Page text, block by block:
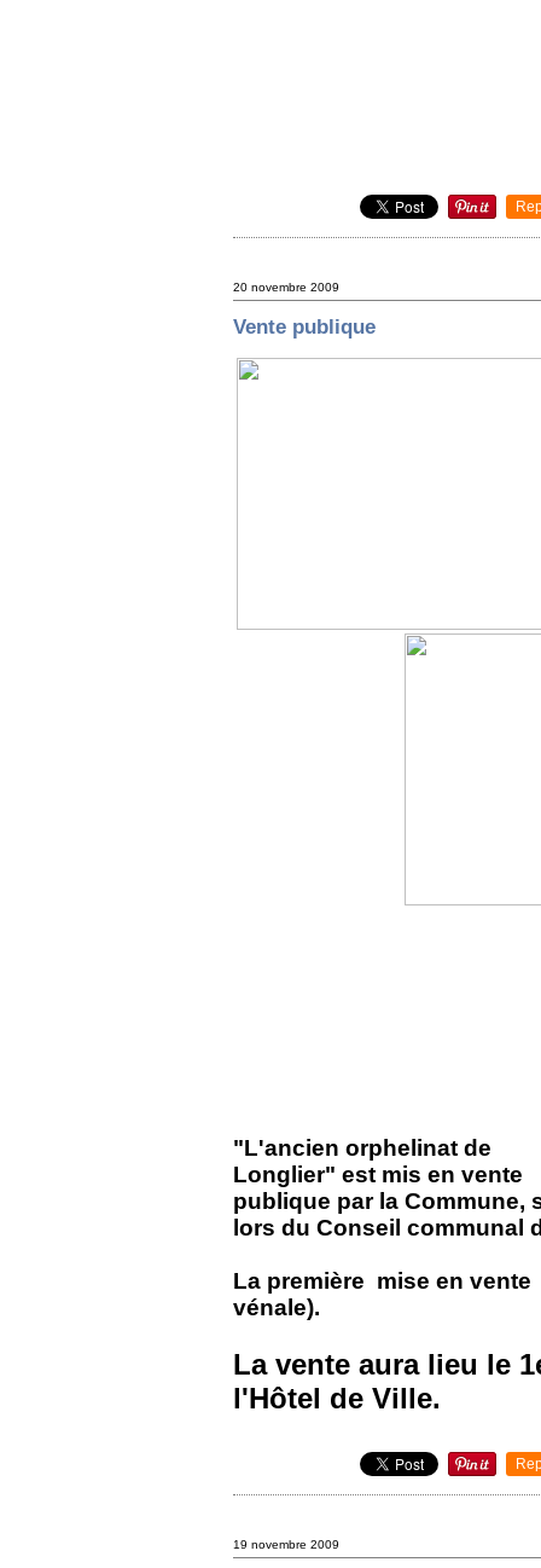
20 novembre 2009
Vente publique
"L'ancien orphelinat de
Longlier" est mis en vente
publique par la Commune,
lors du Conseil communal
La première mise en vente
vénale).
La vente aura lieu le
l'Hôtel de Ville.
19 novembre 2009